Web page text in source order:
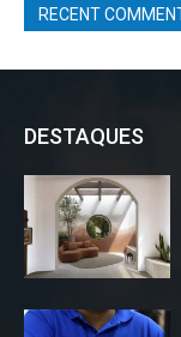
RECENT
DESTAQUES